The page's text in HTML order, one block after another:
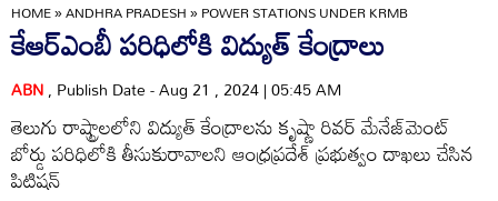
HOME»ANDHRA PRADESH»POWER STATIONS UNDER KRMB
కేఆర్‌ఎంబీ పరిధిలోకి విద్యుత్‌ కేంద్రాలు
ABN, Publish Date - Aug 21 , 2024 | 05:45 AM
తెలుగు రాష్ట్రాలలోని విద్యుత్‌ కేంద్రాలను కృష్ణా రివర్‌ మేనేజ్‌మెంట్‌
బోర్డు పరిధిలోకి తీసుకురావాలని ఆంధ్రప్రదేశ్‌ ప్రభుత్వం దాఖలు చేసిన
పిటిషన్‌